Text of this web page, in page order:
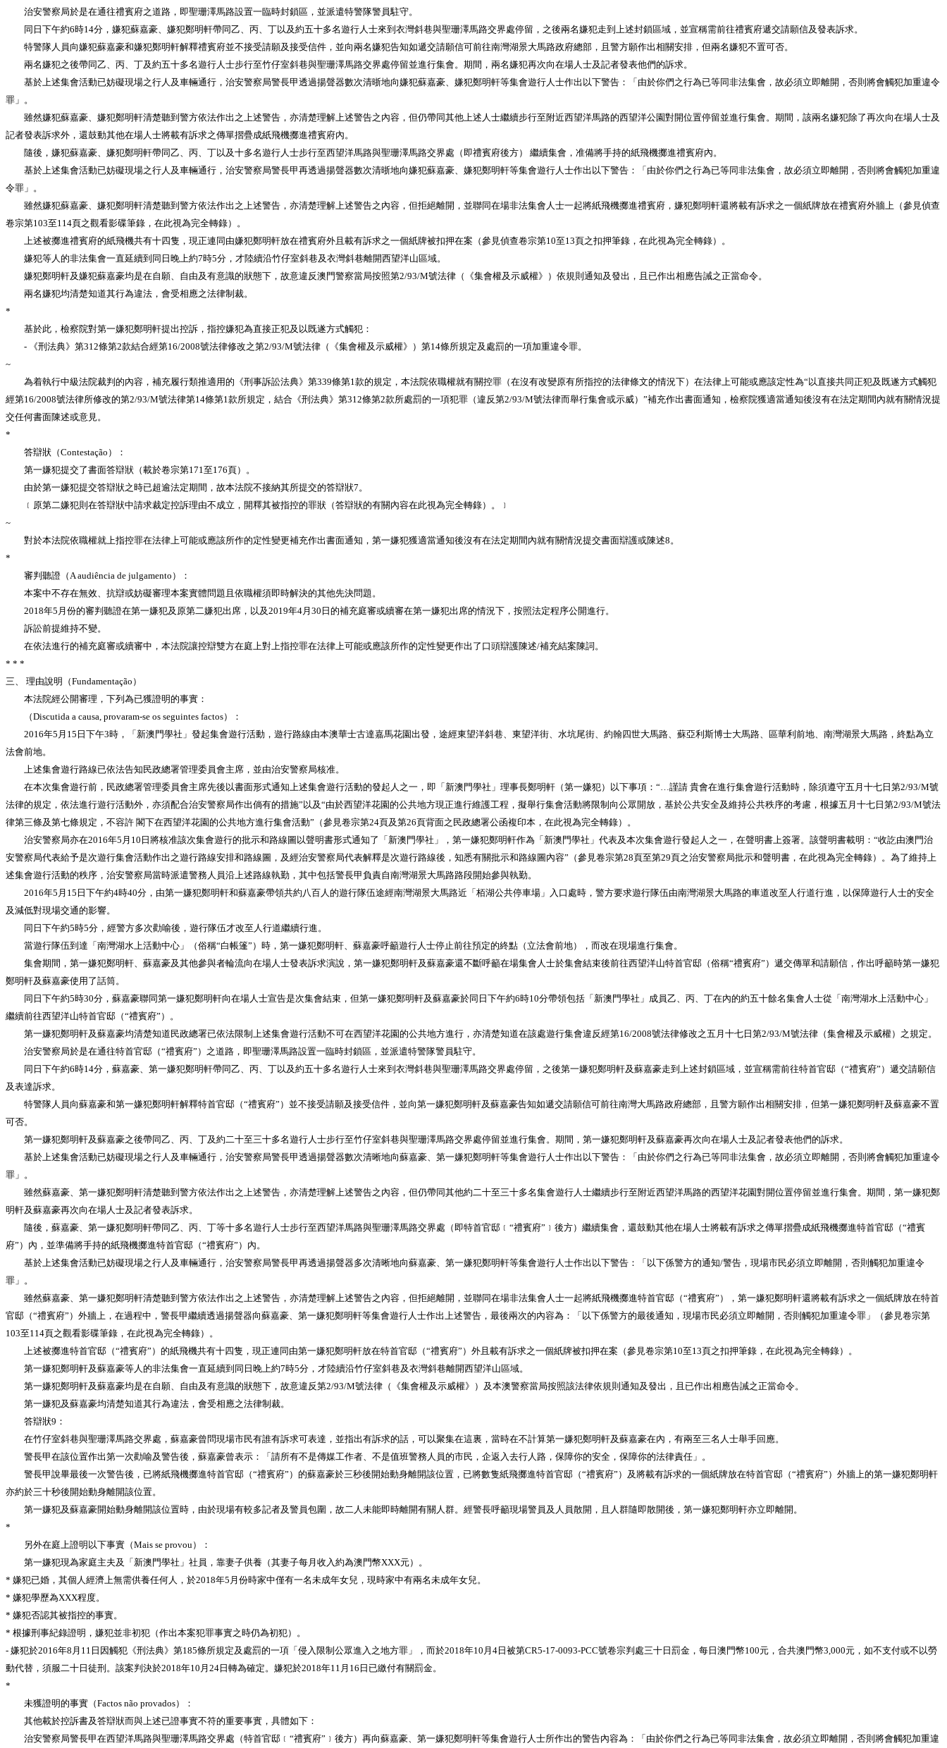
治安警察局於是在通往禮賓府之道路，即聖珊澤馬路設置一臨時封鎖區，並派遣特警隊警員駐守。
同日下午約6時14分，嫌犯蘇嘉豪、嫌犯鄭明軒帶同乙、丙、丁以及約五十多名遊行人士來到衣灣斜巷與聖珊澤馬路交界處停留，之後兩名嫌犯走到上述封鎖區域，並宣稱需前往禮賓府遞交請願信及發表訴求。
特警隊人員向嫌犯蘇嘉豪和嫌犯鄭明軒解釋禮賓府並不接受請願及接受信件，並向兩名嫌犯告知如遞交請願信可前往南灣湖景大馬路政府總部，且警方願作出相關安排，但兩名嫌犯不置可否。
兩名嫌犯之後帶同乙、丙、丁及約五十多名遊行人士步行至竹仔室斜巷與聖珊澤馬路交界處停留並進行集會。期間，兩名嫌犯再次向在場人士及記者發表他們的訴求。
基於上述集會活動已妨礙現場之行人及車輛通行，治安警察局警長甲透過揚聲器數次清晣地向嫌犯蘇嘉豪、嫌犯鄭明軒等集會遊行人士作出以下警告：「由於你們之行為已等同非法集會，故必須立即離開，否則將會觸犯加重違令
罪」。
雖然嫌犯蘇嘉豪、嫌犯鄭明軒清楚聽到警方依法作出之上述警告，亦清楚理解上述警告之內容，但仍帶同其他上述人士繼續步行至附近西望洋馬路的西望洋公園對開位置停留並進行集會。期間，該兩名嫌犯除了再次向在場人士及
記者發表訴求外，還鼓動其他在場人士將載有訴求之傳單摺疊成紙飛機擲進禮賓府內。
隨後，嫌犯蘇嘉豪、嫌犯鄭明軒帶同乙、丙、丁以及十多名遊行人士步行至西望洋馬路與聖珊澤馬路交界處（即禮賓府後方） 繼續集會，准備將手持的紙飛機擲進禮賓府內。
基於上述集會活動已妨礙現場之行人及車輛通行，治安警察局警長甲再透過揚聲器數次清晣地向嫌犯蘇嘉豪、嫌犯鄭明軒等集會遊行人士作出以下警告：「由於你們之行為已等同非法集會，故必須立即離開，否則將會觸犯加重違
令罪」。
雖然嫌犯蘇嘉豪、嫌犯鄭明軒清楚聽到警方依法作出之上述警告，亦清楚理解上述警告之內容，但拒絕離開，並聯同在場非法集會人士一起將紙飛機擲進禮賓府，嫌犯鄭明軒還將載有訴求之一個紙牌放在禮賓府外牆上（參見偵查
卷宗第103至114頁之觀看影碟筆錄，在此視為完全轉錄）。
上述被擲進禮賓府的紙飛機共有十四隻，現正連同由嫌犯鄭明軒放在禮賓府外且載有訴求之一個紙牌被扣押在案（參見偵查卷宗第10至13頁之扣押筆錄，在此視為完全轉錄）。
嫌犯等人的非法集會一直延續到同日晚上約7時5分，才陸續沿竹仔室斜巷及衣灣斜巷離開西望洋山區域。
嫌犯鄭明軒及嫌犯蘇嘉豪均是在自願、自由及有意識的狀態下，故意違反澳門警察當局按照第2/93/M號法律（《集會權及示威權》）依規則通知及發出，且已作出相應告誡之正當命令。
兩名嫌犯均清楚知道其行為違法，會受相應之法律制裁。
*
基於此，檢察院對第一嫌犯鄭明軒提出控訴，指控嫌犯為直接正犯及以既遂方式觸犯：
- 《刑法典》第312條第2款結合經第16/2008號法律修改之第2/93/M號法律（《集會權及示威權》）第14條所規定及處罰的一項加重違令罪。
~
為着執行中級法院裁判的內容，補充履行類推適用的《刑事訴訟法典》第339條第1款的規定，本法院依職權就有關控罪（在沒有改變原有所指控的法律條文的情況下）在法律上可能或應該定性為“以直接共同正犯及既遂方式觸犯
經第16/2008號法律所修改的第2/93/M號法律第14條第1款所規定，結合《刑法典》第312條第2款所處罰的一項犯罪（違反第2/93/M號法律而舉行集會或示威）”補充作出書面通知，檢察院獲適當通知後沒有在法定期間內就有關情況提
交任何書面陳述或意見。
*
答辯狀（Contestação）：
第一嫌犯提交了書面答辯狀（載於卷宗第171至176頁）。
由於第一嫌犯提交答辯狀之時已超逾法定期間，故本法院不接納其所提交的答辯狀7。
﹝原第二嫌犯則在答辯狀中請求裁定控訴理由不成立，開釋其被指控的罪狀（答辯狀的有關內容在此視為完全轉錄）。﹞
~
對於本法院依職權就上指控罪在法律上可能或應該所作的定性變更補充作出書面通知，第一嫌犯獲適當通知後沒有在法定期間內就有關情況提交書面辯護或陳述8。
*
審判聽證（A audiência de julgamento）：
本案中不存在無效、抗辯或妨礙審理本案實體問題且依職權須即時解決的其他先決問題。
2018年5月份的審判聽證在第一嫌犯及原第二嫌犯出席，以及2019年4月30日的補充庭審或續審在第一嫌犯出席的情況下，按照法定程序公開進行。
訴訟前提維持不變。
在依法進行的補充庭審或續審中，本法院讓控辯雙方在庭上對上指控罪在法律上可能或應該所作的定性變更作出了口頭辯護陳述/補充結案陳詞。
* * *
三、 理由說明（Fundamentação）
本法院經公開審理，下列為已獲證明的事實：
（Discutida a causa, provaram-se os seguintes factos）：
2016年5月15日下午3時，「新澳門學社」發起集會遊行活動，遊行路線由本澳華士古達嘉馬花園出發，途經東望洋斜巷、東望洋街、水坑尾街、約翰四世大馬路、蘇亞利斯博士大馬路、區華利前地、南灣湖景大馬路，終點為立
法會前地。
上述集會遊行路線已依法告知民政總署管理委員會主席，並由治安警察局核准。
在本次集會遊行前，民政總署管理委員會主席先後以書面形式通知上述集會遊行活動的發起人之一，即「新澳門學社」理事長鄭明軒（第一嫌犯）以下事項：“…謹請 貴會在進行集會遊行活動時，除須遵守五月十七日第2/93/M號
法律的規定，依法進行遊行活動外，亦須配合治安警察局作出倘有的措施”以及“由於西望洋花園的公共地方現正進行維護工程，擬舉行集會活動將限制向公眾開放，基於公共安全及維持公共秩序的考慮，根據五月十七日第2/93/M號法
律第三條及第七條規定，不容許 閣下在西望洋花園的公共地方進行集會活動”（參見卷宗第24頁及第26頁背面之民政總署公函複印本，在此視為完全轉錄）。
治安警察局亦在2016年5月10日將核准該次集會遊行的批示和路線圖以聲明書形式通知了「新澳門學社」，第一嫌犯鄭明軒作為「新澳門學社」代表及本次集會遊行發起人之一，在聲明書上簽署。該聲明書載明：“收訖由澳門治
安警察局代表給予是次遊行集會活動作出之遊行路線安排和路線圖，及經治安警察局代表解釋是次遊行路線後，知悉有關批示和路線圖內容”（參見卷宗第28頁至第29頁之治安警察局批示和聲明書，在此視為完全轉錄）。為了維持上
述集會遊行活動的秩序，治安警察局當時派遣警務人員沿上述路線執勤，其中包括警長甲負責自南灣湖景大馬路路段開始參與執勤。
2016年5月15日下午約4時40分，由第一嫌犯鄭明軒和蘇嘉豪帶領共約八百人的遊行隊伍途經南灣湖景大馬路近「栢湖公共停車場」入口處時，警方要求遊行隊伍由南灣湖景大馬路的車道改至人行道行進，以保障遊行人士的安全
及減低對現場交通的影響。
同日下午約5時5分，經警方多次勸喻後，遊行隊伍才改至人行道繼續行進。
當遊行隊伍到達「南灣湖水上活動中心」（俗稱“白帳篷”）時，第一嫌犯鄭明軒、蘇嘉豪呼籲遊行人士停止前往預定的終點（立法會前地），而改在現場進行集會。
集會期間，第一嫌犯鄭明軒、蘇嘉豪及其他參與者輪流向在場人士發表訴求演說，第一嫌犯鄭明軒及蘇嘉豪還不斷呼籲在場集會人士於集會結束後前往西望洋山特首官邸（俗稱“禮賓府”）遞交傳單和請願信，作出呼籲時第一嫌犯
鄭明軒及蘇嘉豪使用了話筒。
同日下午約5時30分，蘇嘉豪聯同第一嫌犯鄭明軒向在場人士宣告是次集會結束，但第一嫌犯鄭明軒及蘇嘉豪於同日下午約6時10分帶領包括「新澳門學社」成員乙、丙、丁在內的約五十餘名集會人士從「南灣湖水上活動中心」
繼續前往西望洋山特首官邸（“禮賓府”）。
第一嫌犯鄭明軒及蘇嘉豪均清楚知道民政總署已依法限制上述集會遊行活動不可在西望洋花園的公共地方進行，亦清楚知道在該處遊行集會違反經第16/2008號法律修改之五月十七日第2/93/M號法律（集會權及示威權）之規定。
治安警察局於是在通往特首官邸（“禮賓府”）之道路，即聖珊澤馬路設置一臨時封鎖區，並派遣特警隊警員駐守。
同日下午約6時14分，蘇嘉豪、第一嫌犯鄭明軒帶同乙、丙、丁以及約五十多名遊行人士來到衣灣斜巷與聖珊澤馬路交界處停留，之後第一嫌犯鄭明軒及蘇嘉豪走到上述封鎖區域，並宣稱需前往特首官邸（“禮賓府”）遞交請願信
及表達訴求。
特警隊人員向蘇嘉豪和第一嫌犯鄭明軒解釋特首官邸（“禮賓府”）並不接受請願及接受信件，並向第一嫌犯鄭明軒及蘇嘉豪告知如遞交請願信可前往南灣大馬路政府總部，且警方願作出相關安排，但第一嫌犯鄭明軒及蘇嘉豪不置
可否。
第一嫌犯鄭明軒及蘇嘉豪之後帶同乙、丙、丁及約二十至三十多名遊行人士步行至竹仔室斜巷與聖珊澤馬路交界處停留並進行集會。期間，第一嫌犯鄭明軒及蘇嘉豪再次向在場人士及記者發表他們的訴求。
基於上述集會活動已妨礙現場之行人及車輛通行，治安警察局警長甲透過揚聲器數次清晰地向蘇嘉豪、第一嫌犯鄭明軒等集會遊行人士作出以下警告：「由於你們之行為已等同非法集會，故必須立即離開，否則將會觸犯加重違令
罪」。
雖然蘇嘉豪、第一嫌犯鄭明軒清楚聽到警方依法作出之上述警告，亦清楚理解上述警告之內容，但仍帶同其他約二十至三十多名集會遊行人士繼續步行至附近西望洋馬路的西望洋花園對開位置停留並進行集會。期間，第一嫌犯鄭
明軒及蘇嘉豪再次向在場人士及記者發表訴求。
隨後，蘇嘉豪、第一嫌犯鄭明軒帶同乙、丙、丁等十多名遊行人士步行至西望洋馬路與聖珊澤馬路交界處（即特首官邸﹝“禮賓府”﹞後方）繼續集會，還鼓動其他在場人士將載有訴求之傳單摺疊成紙飛機擲進特首官邸（“禮賓
府”）內，並準備將手持的紙飛機擲進特首官邸（“禮賓府”）內。
基於上述集會活動已妨礙現場之行人及車輛通行，治安警察局警長甲再透過揚聲器多次清晰地向蘇嘉豪、第一嫌犯鄭明軒等集會遊行人士作出以下警告：「以下係警方的通知/警告，現場市民必須立即離開，否則觸犯加重違令
罪」。
雖然蘇嘉豪、第一嫌犯鄭明軒清楚聽到警方依法作出之上述警告，亦清楚理解上述警告之內容，但拒絕離開，並聯同在場非法集會人士一起將紙飛機擲進特首官邸（“禮賓府”），第一嫌犯鄭明軒還將載有訴求之一個紙牌放在特首
官邸（“禮賓府”）外牆上，在過程中，警長甲繼續透過揚聲器向蘇嘉豪、第一嫌犯鄭明軒等集會遊行人士作出上述警告，最後兩次的內容為：「以下係警方的最後通知，現場市民必須立即離開，否則觸犯加重違令罪」（參見卷宗第
103至114頁之觀看影碟筆錄，在此視為完全轉錄）。
上述被擲進特首官邸（“禮賓府”）的紙飛機共有十四隻，現正連同由第一嫌犯鄭明軒放在特首官邸（“禮賓府”）外且載有訴求之一個紙牌被扣押在案（參見卷宗第10至13頁之扣押筆錄，在此視為完全轉錄）。
第一嫌犯鄭明軒及蘇嘉豪等人的非法集會一直延續到同日晚上約7時5分，才陸續沿竹仔室斜巷及衣灣斜巷離開西望洋山區域。
第一嫌犯鄭明軒及蘇嘉豪均是在自願、自由及有意識的狀態下，故意違反第2/93/M號法律（《集會權及示威權》）及本澳警察當局按照該法律依規則通知及發出，且已作出相應告誡之正當命令。
第一嫌犯及蘇嘉豪均清楚知道其行為違法，會受相應之法律制裁。
答辯狀9：
在竹仔室斜巷與聖珊澤馬路交界處，蘇嘉豪曾問現場市民有誰有訴求可表達，並指出有訴求的話，可以聚集在這裏，當時在不計算第一嫌犯鄭明軒及蘇嘉豪在內，有兩至三名人士舉手回應。
警長甲在該位置作出第一次勸喻及警告後，蘇嘉豪曾表示：「請所有不是傳媒工作者、不是值班警務人員的市民，企返入去行人路，保障你的安全，保障你的法律責任」。
警長甲說畢最後一次警告後，已將紙飛機擲進特首官邸（“禮賓府”）的蘇嘉豪於三秒後開始動身離開該位置，已將數隻紙飛擲進特首官邸（“禮賓府”）及將載有訴求的一個紙牌放在特首官邸（“禮賓府”）外牆上的第一嫌犯鄭明軒
亦約於三十秒後開始動身離開該位置。
第一嫌犯及蘇嘉豪開始動身離開該位置時，由於現場有較多記者及警員包圍，故二人未能即時離開有關人群。經警長呼籲現場警員及人員散開，且人群隨即散開後，第一嫌犯鄭明軒亦立即離開。
*
另外在庭上證明以下事實（Mais se provou）：
第一嫌犯現為家庭主夫及「新澳門學社」社員，靠妻子供養（其妻子每月收入約為澳門幣XXX元）。
* 嫌犯已婚，其個人經濟上無需供養任何人，於2018年5月份時家中僅有一名未成年女兒，現時家中有兩名未成年女兒。
* 嫌犯學歷為XXX程度。
* 嫌犯否認其被指控的事實。
* 根據刑事紀錄證明，嫌犯並非初犯（作出本案犯罪事實之時仍為初犯）。
- 嫌犯於2016年8月11日因觸犯《刑法典》第185條所規定及處罰的一項「侵入限制公眾進入之地方罪」，而於2018年10月4日被第CR5-17-0093-PCC號卷宗判處三十日罰金，每日澳門幣100元，合共澳門幣3,000元，如不支付或不以勞
動代替，須服二十日徒刑。該案判決於2018年10月24日轉為確定。嫌犯於2018年11月16日已繳付有關罰金。
*
未獲證明的事實（Factos não provados）：
其他載於控訴書及答辯狀而與上述已證事實不符的重要事實，具體如下：
治安警察局警長甲在西望洋馬路與聖珊澤馬路交界處（特首官邸﹝“禮賓府”﹞後方）再向蘇嘉豪、第一嫌犯鄭明軒等集會遊行人士所作出的警告內容為：「由於你們之行為已等同非法集會，故必須立即離開，否則將會觸犯加重違